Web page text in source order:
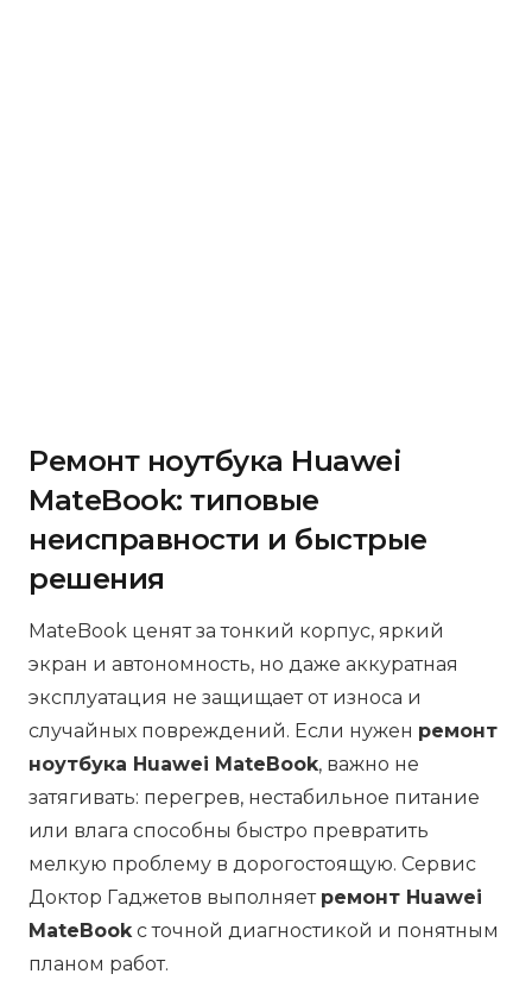
Ремонт ноутбука Huawei
MateBook: типовые
неисправности и быстрые
решения
MateBook ценят за тонкий корпус, яркий
экран и автономность, но даже аккуратная
эксплуатация не защищает от износа и
случайных повреждений. Если нужен ремонт
ноутбука Huawei MateBook, важно не
затягивать: перегрев, нестабильное питание
или влага способны быстро превратить
мелкую проблему в дорогостоящую. Сервис
Доктор Гаджетов выполняет ремонт Huawei
MateBookс точной диагностикой и понятным
планом работ.